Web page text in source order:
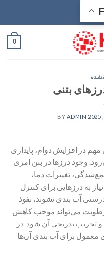
0
بتنی
ADMIN
در افزایش دوام، پایداری
وجود درزها در بتن امری
تغییرات دما،
به درزهایی برای کنترل
آب بندی نشوند، نفوذ
رطوبت می‌تواند موجب کاهش
تخریب تدریجی آن شود. در
معمول برای آب بندی آن‌ها